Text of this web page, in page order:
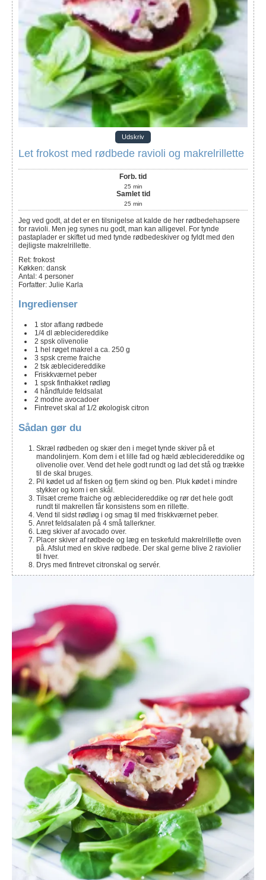
Udskriv
Let frokost med rødbede ravioli og makrelrillette
Forb. tid
25 min
Samlet tid
25 min
Jeg ved godt, at det er en tilsnigelse at kalde de her rødbedehapsere
for ravioli. Men jeg synes nu godt, man kan alligevel. For tynde
pastaplader er skiftet ud med tynde rødbedeskiver og fyldt med den
dejligste makrelrillette.
Ret: frokost
Køkken: dansk
Antal: 4 personer
Forfatter: Julie Karla
Ingredienser
1 stor aflang rødbede
1/4 dl æblecidereddike
2 spsk olivenolie
1 hel røget makrel a ca. 250 g
3 spsk creme fraiche
2 tsk æblecidereddike
Friskkværnet peber
1 spsk finthakket rødløg
4 håndfulde feldsalat
2 modne avocadoer
Fintrevet skal af 1/2 økologisk citron
Sådan gør du
Skræl rødbeden og skær den i meget tynde skiver på et
mandolinjern. Kom dem i et lille fad og hæld æblecidereddike og
olivenolie over. Vend det hele godt rundt og lad det stå og trække
til de skal bruges.
Pil kødet ud af fisken og fjern skind og ben. Pluk kødet i mindre
stykker og kom i en skål.
Tilsæt creme fraiche og æblecidereddike og rør det hele godt
rundt til makrellen får konsistens som en rillette.
Vend til sidst rødløg i og smag til med friskkværnet peber.
Anret feldsalaten på 4 små tallerkner.
Læg skiver af avocado over.
Placer skiver af rødbede og læg en teskefuld makrelrillette oven
på. Afslut med en skive rødbede. Der skal gerne blive 2 raviolier
til hver.
Drys med fintrevet citronskal og servér.